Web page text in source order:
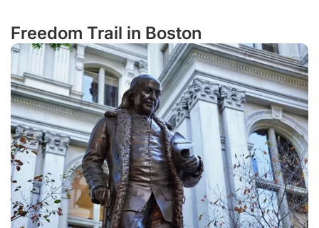
Freedom Trail in Boston